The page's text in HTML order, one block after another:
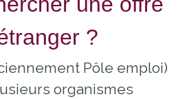
?
Pôle emploi)
organismes